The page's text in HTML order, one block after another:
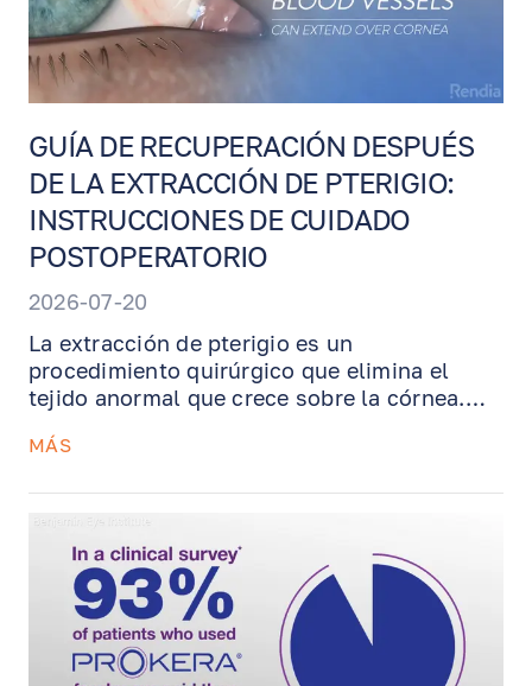
GUÍA DE RECUPERACIÓN DESPUÉS
DE LA EXTRACCIÓN DE PTERIGIO:
INSTRUCCIONES DE CUIDADO
POSTOPERATORIO
2026-07-20
La extracción de pterigio es un
procedimiento quirúrgico que elimina el
tejido anormal que crece sobre la córnea.
autoinjerto conjuntival o injerto de
después de la cirugía, cómo usar los
ungüentos y gotas recetados, por qué la
protección UV es esencial, cómo el manejo
del ojo seco ayuda a la recuperación y
cuándo comunicarse con nuestra oficina.
MÁS